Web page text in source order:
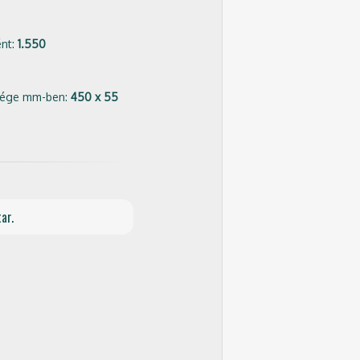
1.550
mm-ben: 450 x 55